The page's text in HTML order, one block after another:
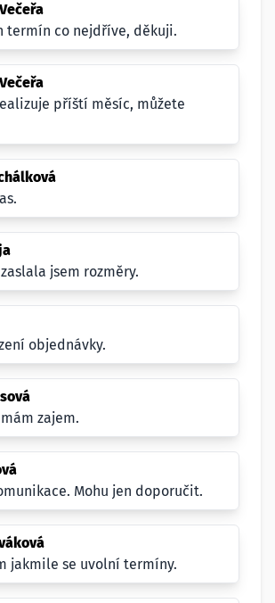
termín co nejdříve, děkuji.
příští měsíc, můžete
jsem rozměry.
objednávky.
zajem.
Mohu jen doporučit.
jakmile se uvolní termíny.